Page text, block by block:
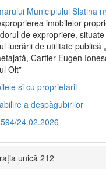
Municipiului Slatina
imobilelor
de expropriere,
lucrării de utilitate publică
Cartier Eugen
Olt”
și cu proprietarii
a despăgubirilor
24.02.2026
unică 212